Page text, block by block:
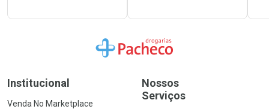
Ir para a Home
Institucional
Venda No Marketplace
Nossos
Serviços